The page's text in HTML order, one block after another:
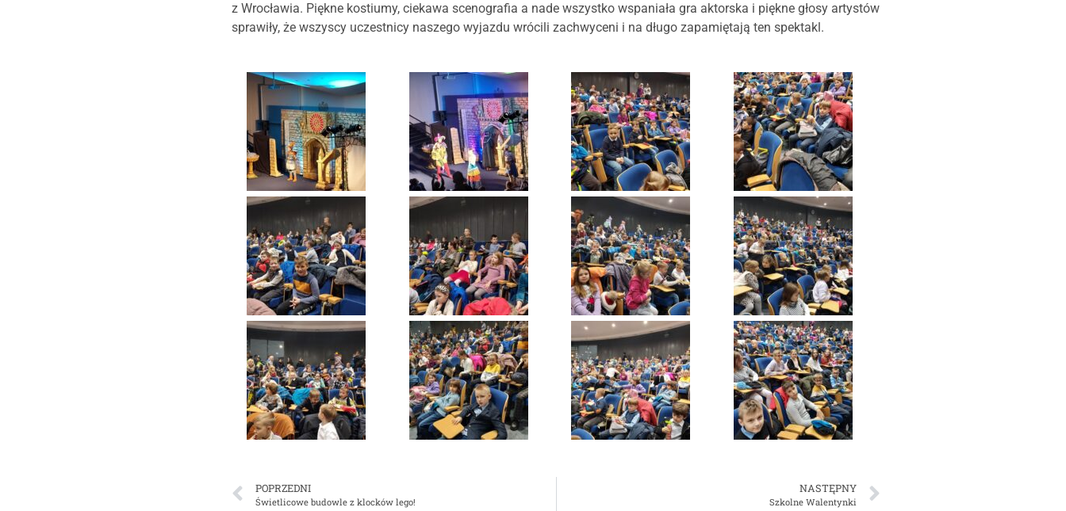
z Wrocławia. Piękne kostiumy, ciekawa scenografia a nade wszystko wspaniała gra aktorska i piękne głosy artystów
sprawiły, że wszyscy uczestnicy naszego wyjazdu wrócili zachwyceni i na długo zapamiętają ten spektakl.
POPRZEDNI
Świetlicowe budowle z klocków lego!
NASTĘPNY
Szkolne Walentynki